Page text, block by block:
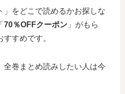
」をどこで読めるかお探しな
70％OFFクーポン 」がもら
すすめです。
全巻まとめ読みしたい人は今